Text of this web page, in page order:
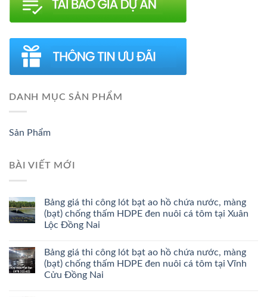
DANH MỤC SẢN PHẨM
Sản Phẩm
BÀI VIẾT MỚI
Bảng giá thi công lót bạt ao hồ chứa nước, màng
(bạt) chống thấm HDPE đen nuôi cá tôm tại Xuân
Lộc Đồng Nai
Bảng giá thi công lót bạt ao hồ chứa nước, màng
(bạt) chống thấm HDPE đen nuôi cá tôm tại Vĩnh
Cửu Đồng Nai